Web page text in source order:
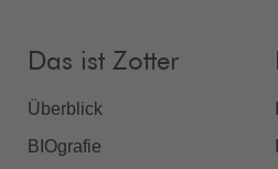
Das ist Zotter
Überblick
BIOgrafie